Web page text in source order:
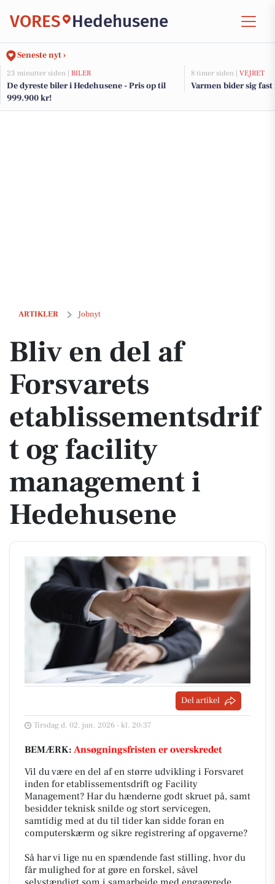
VORES Hedehusene
Seneste nyt ›
23 minutter siden | BILER
De dyreste biler i Hedehusene - Pris op til
999.900 kr!
8 timer siden | VEJRET
Varmen bider sig fast
ARTIKLER Jobnyt
Bliv en del af Forsvarets etablissementsdrift og facility management
Bliv en del af
Forsvarets
etablissementsdrif
t og facility
management i
Hedehusene
Del artikel
Tirsdag d. 02. jun. 2026 - kl. 20:37
BEMÆRK: Ansøgningsfristen er overskredet
Vil du være en del af en større udvikling i Forsvaret
inden for etablissementsdrift og Facility
Management? Har du hænderne godt skruet på, samt
besidder teknisk snilde og stort servicegen,
samtidig med at du til tider kan sidde foran en
computerskærm og sikre registrering af opgaverne?
Så har vi lige nu en spændende fast stilling, hvor du
får mulighed for at gøre en forskel, såvel